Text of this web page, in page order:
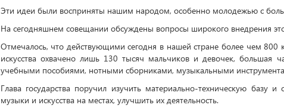
Эти идеи были восприняты нашим народом, особенно молодежью с
На сегодняшнем совещании обсуждены вопросы широкого внедрения
Отмечалось, что действующими сегодня в нашей стране более чем
искусства охвачено лишь 130 тысяч мальчиков и девочек, большая
учебными пособиями, нотными сборниками, музыкальными
Глава государства поручил изучить материально-техническую базу
музыки и искусства на местах, улучшить их деятельность.